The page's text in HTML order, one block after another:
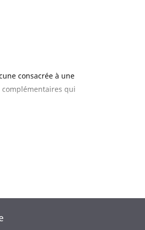
consacrée à une
qui
et violences,